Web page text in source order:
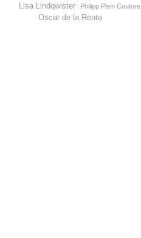
Lisa Lindqwister
Oscar de la Renta
Philipp Plein Couture